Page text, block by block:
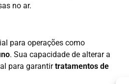
no ar.
para operações como
. Sua capacidade de alterar a
para garantirtratamentos de